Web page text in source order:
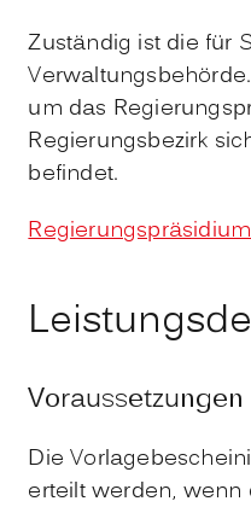
Zuständig ist die für
um das
Regierungsbezirk
befindet.
Voraussetzungen
Die
erteilt werden, wenn